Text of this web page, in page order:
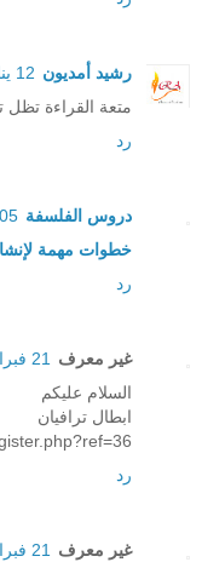
رشيد أمديون 12 يناير, 2015 11:24
متعة القراءة تظل
رد
دروس الفلسفة 05 فبراير, 2015 22:41
خطوات مهمة
رد
غير معرف
21 فبراير, 2015 11:09
السلام عليكم
ابطال ترافيان
رد
غير معرف
21 فبراير, 2015 11:09